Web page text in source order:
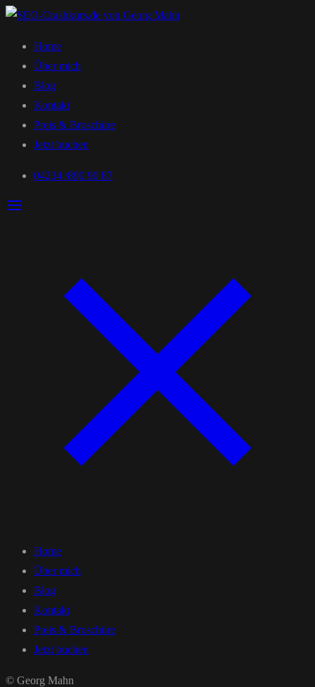
Home
Über mich
Blog
Kontakt
Preis & Broschüre
Jetzt buchen
04234 /890 90 87
Home
Über mich
Blog
Kontakt
Preis & Broschüre
Jetzt buchen
© Georg Mahn